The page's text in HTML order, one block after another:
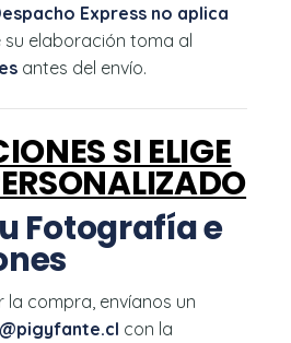
Express no aplica
su elaboración toma al
antes del envío.
SI ELIGE
Fotografía e
la compra, envíanos un
con la